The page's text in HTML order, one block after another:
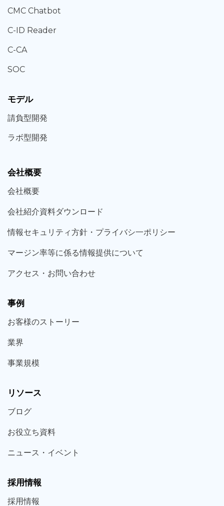
CMC Chatbot
C-ID Reader
C-CA
SOC
モデル
請負型開発
ラボ型開発
会社概要
会社概要
会社紹介資料ダウンロード
情報セキュリティ方針・プライバシ一ポリシー
マージン率等に係る情報提供について
アクセス・お問い合わせ
事例
お客様のストーリー
業界
事業規模
リソース
ブログ
お役立ち資料
ニュース・ イベント
採用情報
採用情報